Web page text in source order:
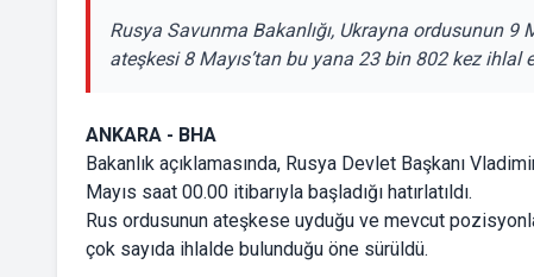
Rusya Savunma Bakanlığı, Ukrayna ordusunun
ateşkesi 8 Mayıs’tan bu yana 23 bin 802 kez ihlal
ANKARA - BHA
Bakanlık açıklamasında, Rusya Devlet Başkanı
Mayıs saat 00.00 itibarıyla başladığı hatırlatıldı.
Rus ordusunun ateşkese uyduğu ve mevcut
çok sayıda ihlalde bulunduğu öne sürüldü.